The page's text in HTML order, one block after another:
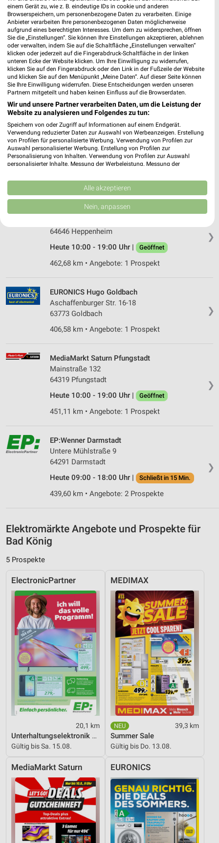
Eingang Ernst-Ludwig-Straße
64283 Darmstadt
Heute 10:00 - 19:00 Uhr |
Geöffnet
442,83 km
Die HIFI-PROFIS HIFI- Darmstadt
Grafenstraße 29
64283 Darmstadt
443,18 km • Angebote: 1 Prospekt
media@home Die HIFI-PROFIS Darmstadt
Grafenstraße 29
64283 Darmstadt
443,18 km
❯
MediaMarkt Saturn Heppenheim
64646 Heppenheim
Heute 10:00 - 19:00 Uhr |
Geöffnet
462,68 km • Angebote: 1 Prospekt
❯
EURONICS Hugo Goldbach
Aschaffenburger Str. 16-18
63773 Goldbach
406,58 km • Angebote: 1 Prospekt
❯
MediaMarkt Saturn Pfungstadt
Mainstraße 132
64319 Pfungstadt
Heute 10:00 - 19:00 Uhr |
Geöffnet
451,11 km • Angebote: 1 Prospekt
❯
EP:Wenner Darmstadt
Untere Mühlstraße 9
64291 Darmstadt
Heute 09:00 - 18:00 Uhr |
Schließt in 15 Min.
439,60 km • Angebote: 2 Prospekte
Elektromärkte Angebote und Prospekte für
Bad König
5 Prospekte
ElectronicPartner
20,1 km
Unterhaltungselektronik 08/2026
Gültig bis Sa. 15.08.
MEDIMAX
39,3 km
Summer Sale
Gültig bis Do. 13.08.
MediaMarkt Saturn EURONICS
einem Gerät zu, wie z. B. eindeutige IDs in cookie und anderen
Browserspeichern, um personenbezogene Daten zu verarbeiten. Einige
Anbieter verarbeiten Ihre personenbezogenen Daten möglicherweise
aufgrund eines berechtigten Interesses. Um dem zu widersprechen, öffnen
Sie die „Einstellungen“. Sie können Ihre Einstellungen akzeptieren, ablehnen
oder verwalten, indem Sie auf die Schaltfläche „Einstellungen verwalten“
klicken oder jederzeit auf die Fingerabdruck-Schaltfläche in der linken
unteren Ecke der Website klicken. Um Ihre Einwilligung zu widerrufen,
klicken Sie auf den Fingerabdruck oder den Link in der Fußzeile der Website
und klicken Sie auf den Menüpunkt „Meine Daten“. Auf dieser Seite können
Sie Ihre Einwilligung widerrufen. Diese Entscheidungen werden unseren
Partnern mitgeteilt und haben keinen Einfluss auf die Browserdaten.
Wir und unsere Partner verarbeiten Daten, um die Leistung der
Website zu analysieren und Folgendes zu tun:
Speichern von oder Zugriff auf Informationen auf einem Endgerät.
Verwendung reduzierter Daten zur Auswahl von Werbeanzeigen. Erstellung
von Profilen für personalisierte Werbung. Verwendung von Profilen zur
Auswahl personalisierter Werbung. Erstellung von Profilen zur
Personalisierung von Inhalten. Verwendung von Profilen zur Auswahl
personalisierter Inhalte. Messung der Werbeleistung. Messung der
Kombinationen von Daten aus verschiedenen Quellen. Entwicklung und
Verbesserung der Angebote. Verwendung reduzierter Daten zur Auswahl
von Inhalten.
Daten können außerhalb der Europäischen Union weitergegeben und in die
Website/App.
Partnerliste anzeigen (1 IAB-Anbieter)
IAB-Verarbeitungszwecke:
auf einem Endgerät
Verwendung reduzierter Daten zur Auswahl von
Werbeanzeigen
Verwendung von Profilen zur Auswahl
personalisierter Werbung
Erstellung von Profilen zur Personalisierung
Messung der Werbeleistung
Messung der Performance von Inhalten
Analyse von Zielgruppen durch Statistiken oder
Kombinationen von Daten aus verschiedenen
Entwicklung und Verbesserung der Angebote
Verwendung reduzierter Daten zur Auswahl von
Inhalten
Geräte anhand von aktiv angeforderten
Informationen identifizieren
Nicht-IAB-Verarbeitungszwecke:
Notwendig
Performance
Funktional
Werbung
Alle akzeptieren
Nein, anpassen